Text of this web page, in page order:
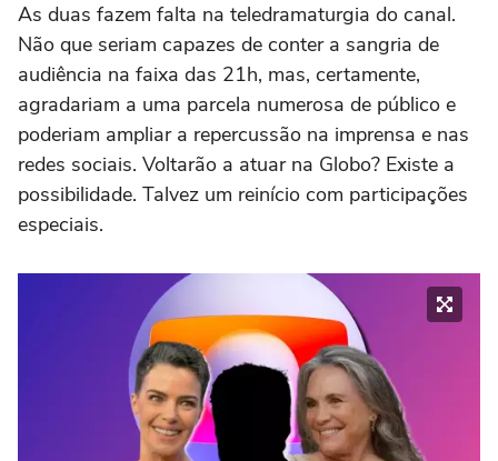
As duas fazem falta na teledramaturgia do canal.
Não que seriam capazes de conter a sangria de
audiência na faixa das 21h, mas, certamente,
agradariam a uma parcela numerosa de público e
poderiam ampliar a repercussão na imprensa e nas
redes sociais. Voltarão a atuar na Globo? Existe a
possibilidade. Talvez um reinício com participações
especiais.